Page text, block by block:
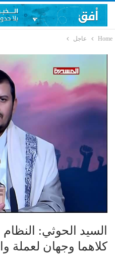
Home عاجل
السيد الحوثي:
كلاهما وجهان لعملة